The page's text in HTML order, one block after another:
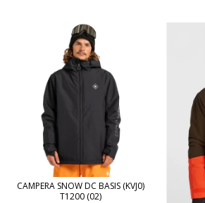
CAMPERA SNOW DC BASIS (KVJ0)
T1200 (02)